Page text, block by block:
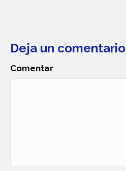
Deja un comentario
Comentar